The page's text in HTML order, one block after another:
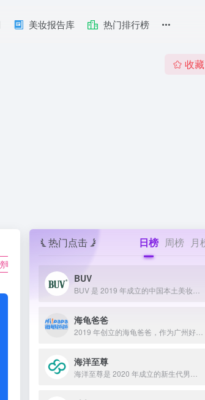
美妆报告库 热门排行榜
收藏
曝光台
热门点击 日榜 周榜 月
BUV
海龟爸爸
海洋至尊